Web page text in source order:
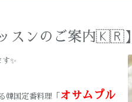
スンのご案内🇰🇷】
す✨
韓国定番料理「 オサムプル